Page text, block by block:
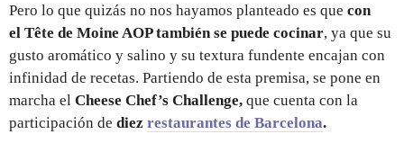
Pero lo que quizás no nos hayamos planteado es que con
el Tête de Moine AOP también se puede cocinar, ya que su
gusto aromático y salino y su textura fundente encajan con
infinidad de recetas. Partiendo de esta premisa, se pone en
marcha el Cheese Chef’s Challenge, que cuenta con la
participación de diez restaurantes de Barcelona.